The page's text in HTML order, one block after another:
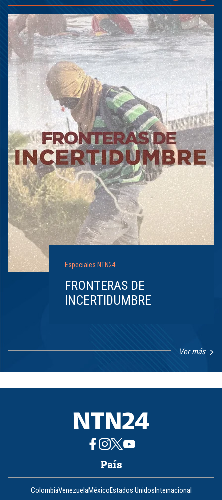
Especiales NTN24
FRONTERAS DE
INCERTIDUMBRE
Ver más
8
País
ColombiaVenezuelaMéxicoEstados UnidosInternacional